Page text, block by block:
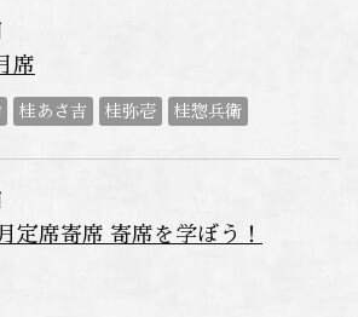
席
桂あさ吉 桂弥壱 桂惣兵衛
定席寄席 寄席を学ぼう！